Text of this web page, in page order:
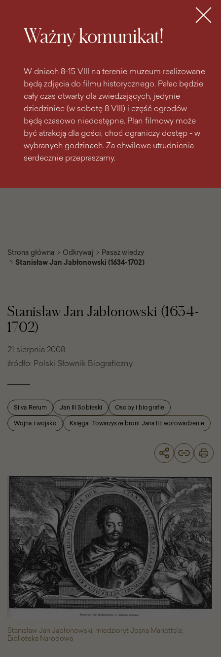
Ważny komunikat!
W dniach 8-15 VIII na terenie muzeum realizowane
będą zdjęcia do filmu historycznego. Pałac będzie
cały czas otwarty dla zwiedzających, jedynie
dziedziniec (w sobotę 8 VIII) i część ogrodów
będą czasowo niedostępne. Plan filmowy może
być atrakcją dla gości, choć ograniczy dostęp - w
wybranych godzinach. Za chwilowe utrudnienia
serdecznie przepraszamy.
MENU
Strona główna Odkrywaj
Pasaż wiedzy
Stanisław Jan Jabłonowski (1634-1702)
Jabłonowski
(1634-
1702)
Stanisław Jan Jabłonowski (1634-
1702)
21 sierpnia 2008
źródło: Polski Słownik Biograficzny
Silva Rerum Jan III Sobieski
Osoby i biografie
Wojna i wojsko
Księga: Towarzysze broni Jana III: wprowadzenie
Stanisław
Jan
Jabłonowski
(1634-
1702)
Galeria
zdjęć
Stanisław Jan Jabłonowski, miedzioryt Jeana Mariette'a;
Biblioteka Narodowa